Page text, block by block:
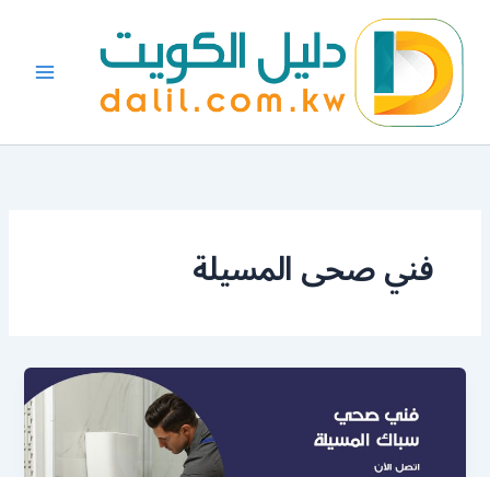
المحتوى
فني صحى المسيلة